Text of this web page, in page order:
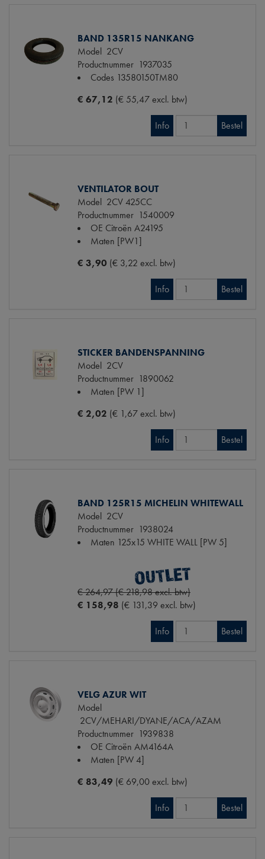
BAND 135R15 NANKANG
Model 2CV
Productnummer 1937035
Codes 13580150TM80
€ 67,12 (€ 55,47 excl. btw)
Info Bestel
VENTILATOR BOUT
Model 2CV 425CC
Productnummer 1540009
OE Citroën A24195
Maten [PW1]
€ 3,90 (€ 3,22 excl. btw)
Info Bestel
STICKER BANDENSPANNING
Model 2CV
Productnummer 1890062
Maten [PW 1]
€ 2,02 (€ 1,67 excl. btw)
Info Bestel
BAND 125R15 MICHELIN WHITEWALL
Model 2CV
Productnummer 1938024
Maten 125x15 WHITE WALL [PW 5]
€ 264,97 (€ 218,98 excl. btw)
€ 158,98 (€ 131,39 excl. btw)
Info Bestel
VELG AZUR WIT
Model
2CV/MEHARI/DYANE/ACA/AZAM
Productnummer 1939838
OE Citroën AM4164A
Maten [PW 4]
€ 83,49 (€ 69,00 excl. btw)
Info Bestel